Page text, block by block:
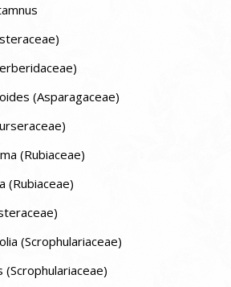
(Asparagaceae)
(Rubiaceae)
(Rubiaceae)
(Scrophulariaceae)